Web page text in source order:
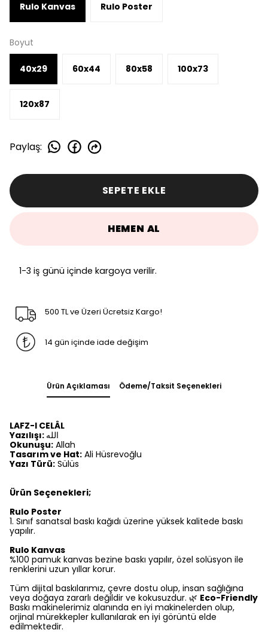
Rulo Kanvas Rulo Poster
Boyut
40x29 60x44 80x58 100x73
120x87
Paylaş:
SEPETE EKLE
HEMEN AL
1-3 iş günü içinde kargoya verilir.
500 TL ve Üzeri Ücretsiz Kargo!
14 gün içinde iade değişim
Ürün Açıklaması Ödeme/Taksit Seçenekleri
LAFZ-I CELÂL
Yazılışı: الله
Okunuşu: Allah
Tasarım ve Hat: Ali Hüsrevoğlu
Yazı Türü: Sülüs
Ürün Seçenekleri;
Rulo Poster
1.⁠ ⁠Sınıf sanatsal baskı kağıdı üzerine yüksek kalitede baskı
yapılır.
Rulo Kanvas
%100 pamuk kanvas bezine baskı yapılır, özel solüsyon ile
renklerini uzun yıllar korur.
Tüm dijital baskılarımız, çevre dostu olup, insan sağlığına
veya doğaya zararlı değildir ve kokusuzdur. 🌿 Eco-Friendly
Baskı makinelerimiz alanında en iyi makinelerden olup,
orjinal mürekkepler kullanılarak en iyi görüntü elde
edilmektedir.